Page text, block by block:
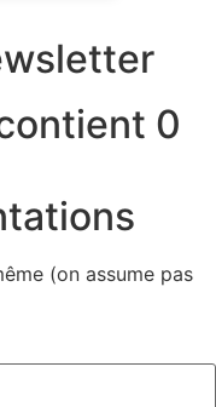
0
(on assume pas